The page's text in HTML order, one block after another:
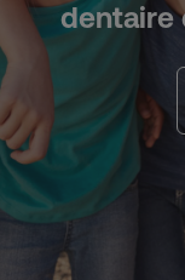
dentaire